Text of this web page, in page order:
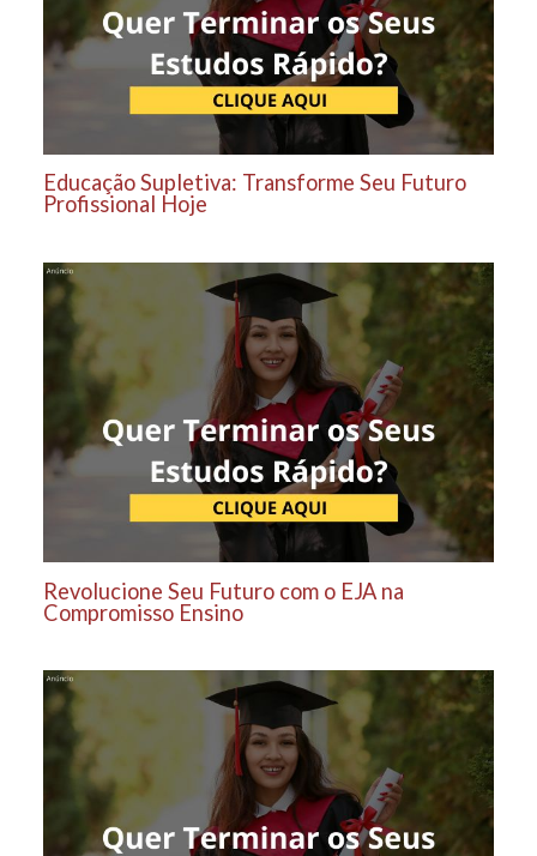
Educação Supletiva: Transforme Seu Futuro
Profissional Hoje
Revolucione Seu Futuro com o EJA na
Compromisso Ensino